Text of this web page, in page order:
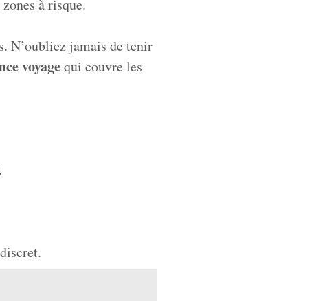
à risque.
N’oubliez jamais de tenir
voyagequi couvre les